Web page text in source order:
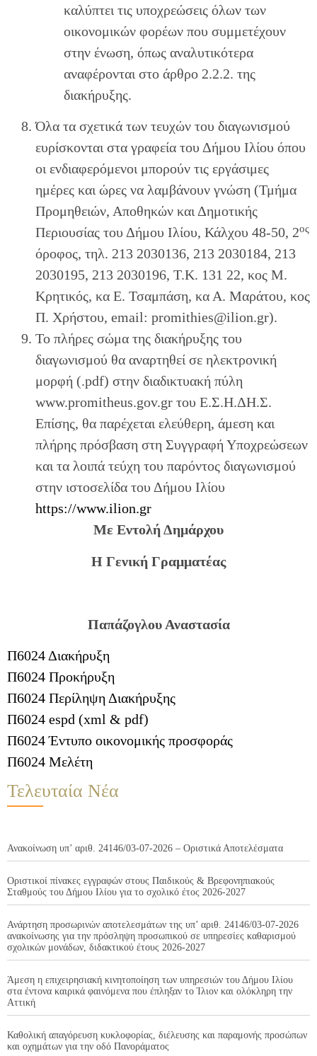
καλύπτει τις υποχρεώσεις όλων των
οικονομικών φορέων που συμμετέχουν
στην ένωση, όπως αναλυτικότερα
αναφέρονται στο άρθρο 2.2.2. της
διακήρυξης.
Όλα τα σχετικά των τευχών του διαγωνισμού
ευρίσκονται στα γραφεία του Δήμου Ιλίου όπου
οι ενδιαφερόμενοι μπορούν τις εργάσιμες
ημέρες και ώρες να λαμβάνουν γνώση (Τμήμα
Προμηθειών, Αποθηκών και Δημοτικής
Περιουσίας του Δήμου Ιλίου, Κάλχου 48-50, 2ος
όροφος, τηλ. 213 2030136, 213 2030184, 213
2030195, 213 2030196, Τ.Κ. 131 22, κος Μ.
Κρητικός, κα Ε. Τσαμπάση, κα Α. Μαράτου, κος
Π. Χρήστου, email: promithies@ilion.gr).
Το πλήρες σώμα της διακήρυξης του
διαγωνισμού θα αναρτηθεί σε ηλεκτρονική
μορφή (.pdf) στην διαδικτυακή πύλη
www.promitheus.gov.gr του Ε.Σ.Η.ΔΗ.Σ.
Επίσης, θα παρέχεται ελεύθερη, άμεση και
πλήρης πρόσβαση στη Συγγραφή Υποχρεώσεων
και τα λοιπά τεύχη του παρόντος διαγωνισμού
στην ιστοσελίδα του Δήμου Ιλίου
https://www.ilion.gr
Με Εντολή Δημάρχου
Η Γενική Γραμματέας
Παπάζογλου Αναστασία
Π6024 Διακήρυξη
Π6024 Προκήρυξη
Π6024 Περίληψη Διακήρυξης
Π6024 espd (xml & pdf)
Π6024 Έντυπο οικονομικής προσφοράς
Π6024 Μελέτη
Τελευταία Νέα
Ανακοίνωση υπ’ αριθ. 24146/03-07-2026 – Οριστικά Αποτελέσματα
Οριστικοί πίνακες εγγραφών στους Παιδικούς & Βρεφονηπιακούς
Σταθμούς του Δήμου Ιλίου για το σχολικό έτος 2026-2027
Ανάρτηση προσωρινών αποτελεσμάτων της υπ’ αριθ. 24146/03-07-2026
ανακοίνωσης για την πρόσληψη προσωπικού σε υπηρεσίες καθαρισμού
σχολικών μονάδων, διδακτικού έτους 2026-2027
Άμεση η επιχειρησιακή κινητοποίηση των υπηρεσιών του Δήμου Ιλίου
στα έντονα καιρικά φαινόμενα που έπληξαν το Ίλιον και ολόκληρη την
Αττική
Καθολική απαγόρευση κυκλοφορίας, διέλευσης και παραμονής προσώπων
και οχημάτων για την οδό Πανοράματος